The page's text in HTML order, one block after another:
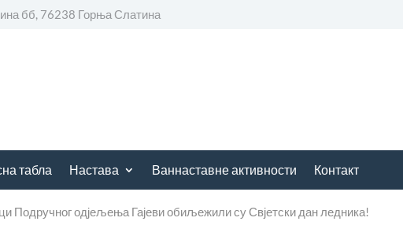
бб, 76238 Горња Слатина
табла Настава Ваннаставне активности Контакт
Подручног одјељења Гајеви обиљежили су Свјетски дан ледника!